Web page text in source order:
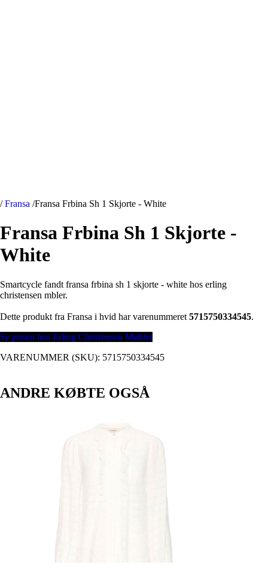
/ Fransa /Fransa Frbina Sh 1 Skjorte - White
Fransa Frbina Sh 1 Skjorte -
White
Smartcycle fandt fransa frbina sh 1 skjorte - white hos erling
christensen mbler.
Dette produkt fra Fransa i hvid har varenummeret 5715750334545.
Se prisen hos Erling Christensen Møbler
VARENUMMER (SKU): 5715750334545
ANDRE KØBTE OGSÅ